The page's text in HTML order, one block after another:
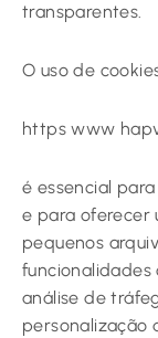
transparentes.
O uso de
https www
é essencial
e para oferecer
pequenos
funcionalidades
análise de
personalização